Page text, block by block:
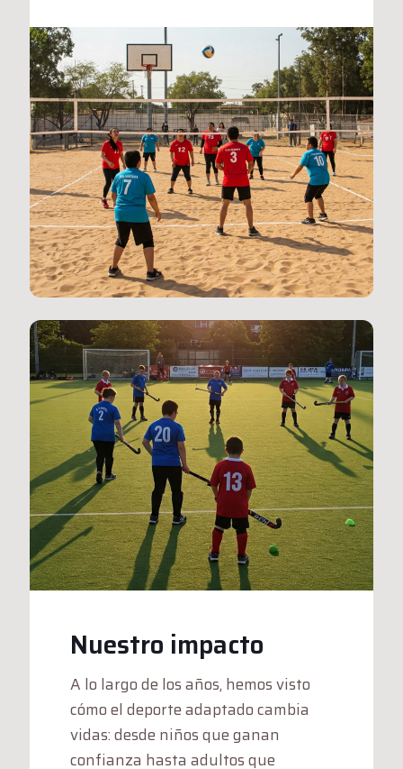
Nuestro impacto
A lo largo de los años, hemos visto
cómo el deporte adaptado cambia
vidas: desde niños que ganan
confianza hasta adultos que